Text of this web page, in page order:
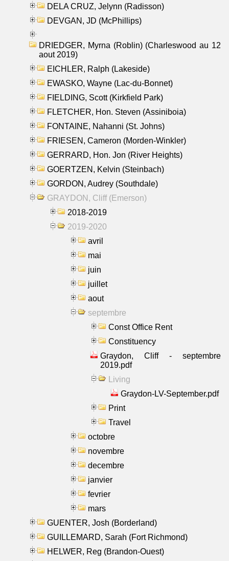
DELA CRUZ, Jelynn (Radisson)
DEVGAN, JD (McPhillips)
DRIEDGER, Myrna (Roblin) (Charleswood au 12
aout 2019)
EICHLER, Ralph (Lakeside)
EWASKO, Wayne (Lac-du-Bonnet)
FIELDING, Scott (Kirkfield Park)
FLETCHER, Hon. Steven (Assiniboia)
FONTAINE, Nahanni (St. Johns)
FRIESEN, Cameron (Morden-Winkler)
GERRARD, Hon. Jon (River Heights)
GOERTZEN, Kelvin (Steinbach)
GORDON, Audrey (Southdale)
GRAYDON, Cliff (Emerson)
2018-2019
2019-2020
avril
mai
juin
juillet
aout
septembre
Const Office Rent
Constituency
Graydon, Cliff - septembre
2019.pdf
Living
Graydon-LV-September.pdf
Print
Travel
octobre
novembre
decembre
janvier
fevrier
mars
GUENTER, Josh (Borderland)
GUILLEMARD, Sarah (Fort Richmond)
HELWER, Reg (Brandon-Ouest)